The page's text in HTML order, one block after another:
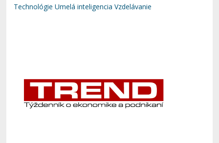
Technológie Umelá inteligencia Vzdelávanie